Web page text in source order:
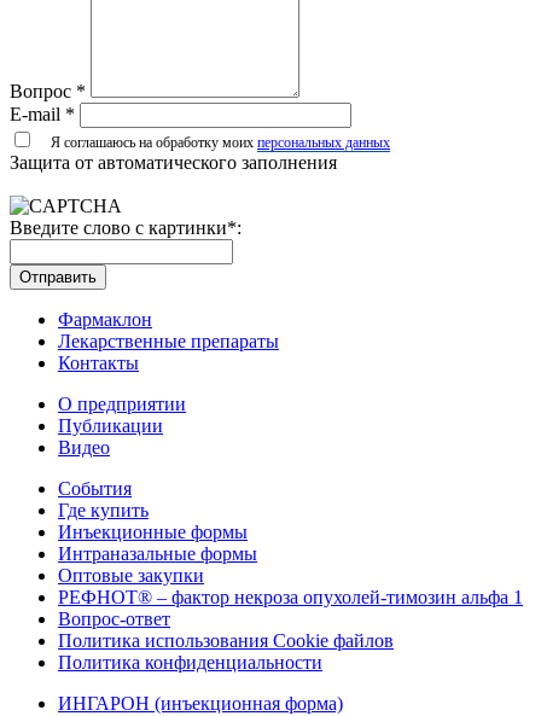
Вопрос *
E-mail *
Я соглашаюсь на обработку моих персональных данных
Защита от автоматического заполнения
Введите слово с картинки*:
Отправить
Фармаклон
Лекарственные препараты
Контакты
О предприятии
Публикации
Видео
События
Где купить
Инъекционные формы
Интраназальные формы
Оптовые закупки
РЕФНОТ® – фактор некроза опухолей-тимозин альфа 1
Вопрос-ответ
Политика использования Cookie файлов
Политика конфиденциальности
ИНГАРОН (инъекционная форма)